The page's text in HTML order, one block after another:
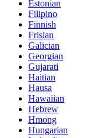
Estonian
Filipino
Finnish
Frisian
Galician
Georgian
Gujarati
Haitian
Hausa
Hawaiian
Hebrew
Hmong
Hungarian